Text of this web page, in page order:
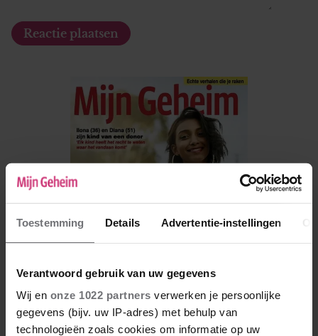
Toestemming Details Advertentie-instellingen
Verantwoord gebruik van uw gegevens
Wij en onze 1022 partners verwerken je persoonlijke
gegevens (bijv. uw IP-adres) met behulp van
technologieën zoals cookies om informatie op uw
De nieuwe Mijn Geheim ligt nu in de winkel